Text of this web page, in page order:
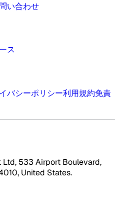
い合わせ
ス
バシーポリシー利用規約免責
533 Airport Boulevard,
United States.